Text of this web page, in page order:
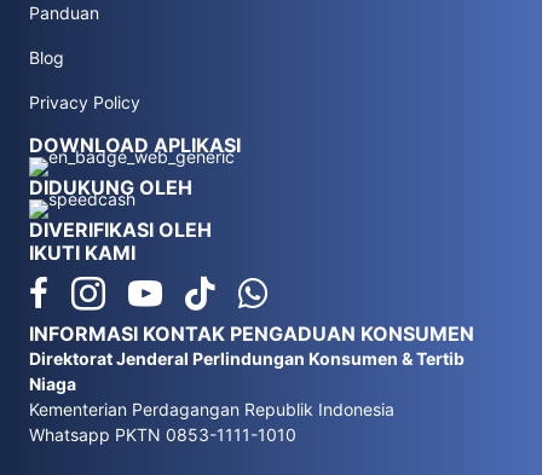
Panduan
Blog
Privacy Policy
DOWNLOAD APLIKASI
DIDUKUNG OLEH
DIVERIFIKASI OLEH
IKUTI KAMI
INFORMASI KONTAK PENGADUAN KONSUMEN
Direktorat Jenderal Perlindungan Konsumen & Tertib
Niaga
Kementerian Perdagangan Republik Indonesia
Whatsapp PKTN 0853-1111-1010